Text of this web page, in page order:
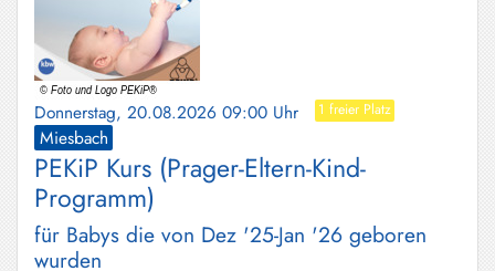
Donnerstag, 20.08.2026 09:00 Uhr 1 freier Platz
Miesbach
PEKiP Kurs (Prager-Eltern-Kind-
Programm)
für Babys die von Dez '25-Jan '26 geboren
wurden